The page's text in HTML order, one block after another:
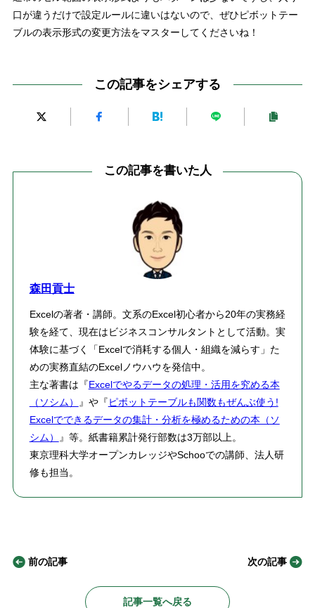
口が違うだけで設定ルールに違いはないので、ぜひピボットテー
ブルの表示形式の変更方法をマスターしてくださいね！
この記事をシェアする
この記事を書いた人
森田貢士
Excelの著者・講師。文系のExcel初心者から20年の実務経
験を経て、現在はビジネスコンサルタントとして活動。実
体験に基づく「Excelで消耗する個人・組織を減らす」た
めの実務直結のExcelノウハウを発信中。
主な著書は『Excelでやるデータの処理・活用を究める本
（ソシム）
』や『ピボットテーブルも関数もぜんぶ使う!
Excelでできるデータの集計・分析を極めるための本（ソ
シム）
』等。紙書籍累計発行部数は3万部以上。
東京理科大学オープンカレッジやSchooでの講師、法人研
修も担当。
前の記事
記事一覧へ戻る
次の記事